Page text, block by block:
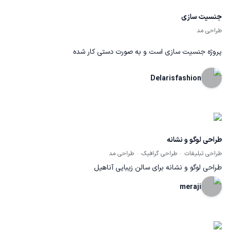
جنسیت سازی
طراحی مد
پروژه جنسیت سازی است و به صورت دستی کار شده
Delarisfashion
طراحی لوگو و نشانه
طراحی تبلیغات طراحی گرافیک طراحی مد
طراحی لوگو و نشانه برای سالن زیبایی آناهیل
meraji